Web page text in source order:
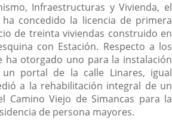
Infraestructuras y Vivienda, el
concedido la licencia de primera
de treinta viviendas construido en
con Estación. Respecto a los
ha otorgado uno para la instalación
portal de la calle Linares, igual
a la rehabilitación integral de un
Camino Viejo de Simancas para la
de persona mayores.